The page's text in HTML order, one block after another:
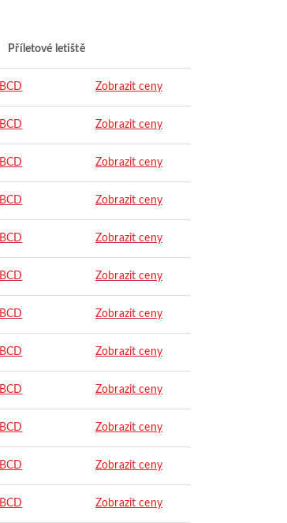
Příletové letiště
BCD Zobrazit ceny
BCD Zobrazit ceny
BCD Zobrazit ceny
BCD Zobrazit ceny
BCD Zobrazit ceny
BCD Zobrazit ceny
BCD Zobrazit ceny
BCD Zobrazit ceny
BCD Zobrazit ceny
BCD Zobrazit ceny
BCD Zobrazit ceny
BCD Zobrazit ceny